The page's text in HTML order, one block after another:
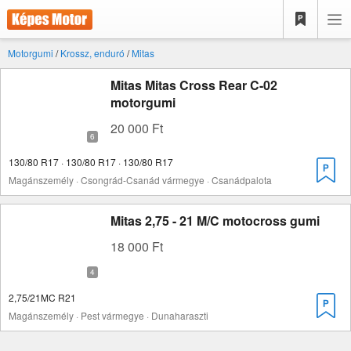
Motorgumi /Krossz, enduró /Mitas
Mitas Mitas Cross Rear C-02
motorgumi
20 000 Ft
130/80 R17 · 130/80 R17 · 130/80 R17
Magánszemély · Csongrád-Csanád vármegye · Csanádpalota
Mitas 2,75 - 21 M/C motocross gumi
18 000 Ft
2,75/21MC R21
Magánszemély · Pest vármegye · Dunaharaszti